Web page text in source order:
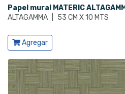
Papel mural MATERIC
ALTAGAMMA
53 CM X 10 MTS
Ver producto
Agregar